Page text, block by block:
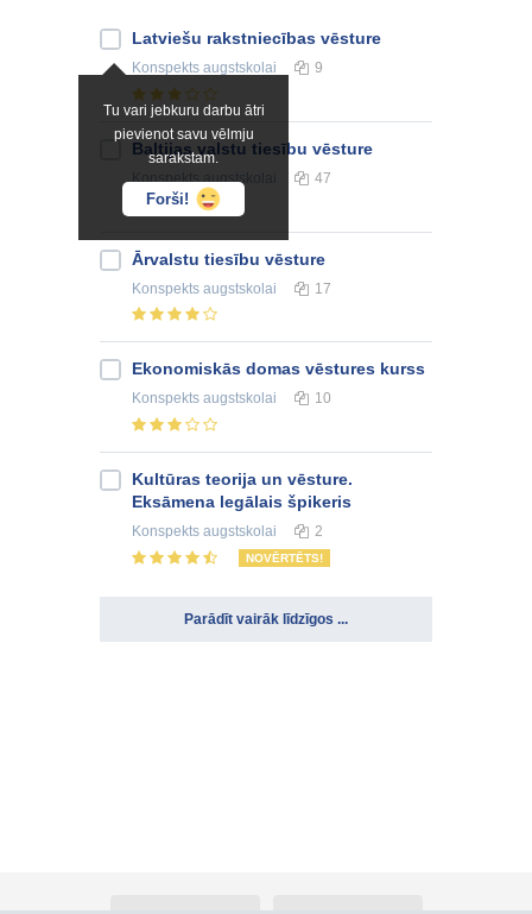
Tu vari jebkuru darbu ātri
pievienot savu vēlmju
sarakstam.
Forši!
Latviešu rakstniecības vēsture
Konspekts augstskolai 9
Baltijas valstu tiesību vēsture
Konspektsaugstskolai 47
Ārvalstu tiesību vēsture
Konspekts augstskolai 17
Ekonomiskās domas vēstures kurss
Konspekts augstskolai 10
Kultūras teorija un vēsture.
Eksāmena legālais špikeris
Konspekts augstskolai 2
NOVĒRTĒTS!
Parādīt vairāk līdzīgos ...